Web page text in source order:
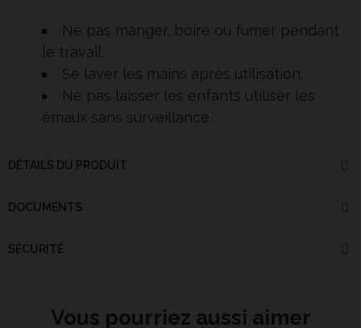
Ne pas manger, boire ou fumer pendant
le travail.
Se laver les mains après utilisation.
Ne pas laisser les enfants utiliser les
émaux sans surveillance.
DÉTAILS DU PRODUIT
DOCUMENTS
SÉCURITÉ
Vous pourriez aussi aimer